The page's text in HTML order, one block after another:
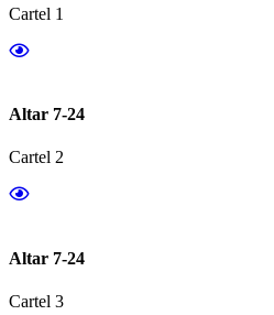
Cartel 1
Altar 7-24
Cartel 2
Altar 7-24
Cartel 3